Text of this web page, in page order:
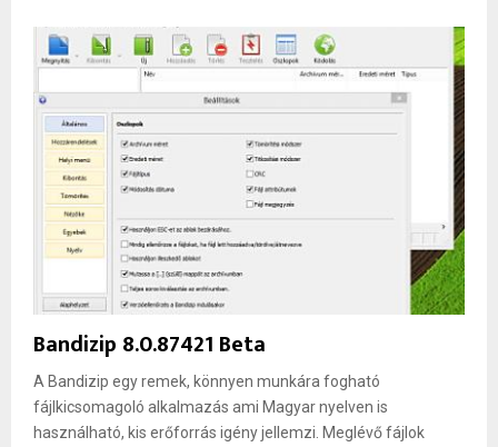
Bandizip 8.0.87421 Beta
A Bandizip egy remek, könnyen munkára fogható
fájlkicsomagoló alkalmazás ami Magyar nyelven is
használható, kis erőforrás igény jellemzi. Meglévő fájlok